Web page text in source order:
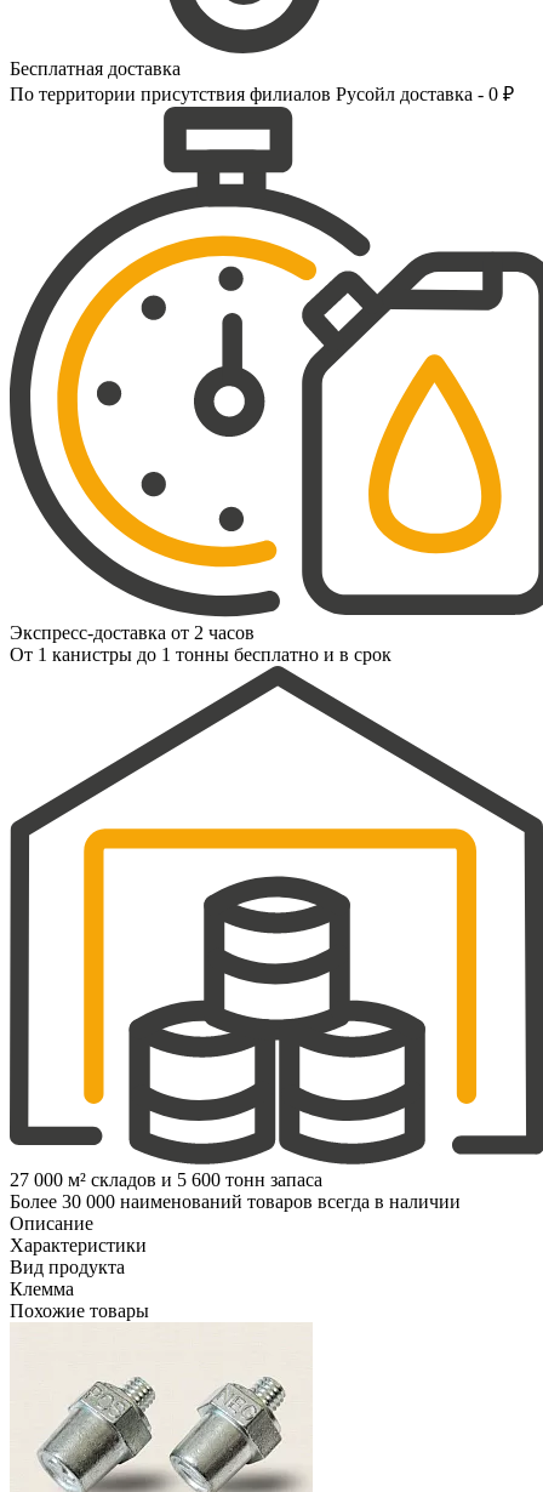
Бесплатная доставка
По территории присутствия филиалов Русойл доставка - 0 ₽
Экспресс-доставка от 2 часов
От 1 канистры до 1 тонны бесплатно и в срок
27 000 м² складов и 5 600 тонн запаса
Более 30 000 наименований товаров всегда в наличии
Описание
Характеристики
Вид продукта
Клемма
Похожие товары